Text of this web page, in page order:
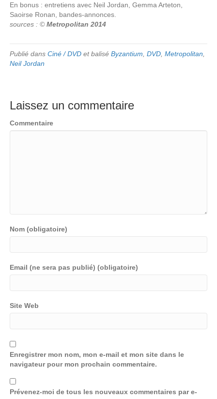
En bonus : entretiens avec Neil Jordan, Gemma Arteton,
Saoirse Ronan, bandes-annonces.
sources : ©Metropolitan 2014
Publié dans Ciné / DVD et balisé Byzantium DVD Metropolitan
Neil Jordan
Laissez un commentaire
Commentaire
Nom (obligatoire)
Email (ne sera pas publié) (obligatoire)
Site Web
Enregistrer mon nom, mon e-mail et mon site dans le
navigateur pour mon prochain commentaire.
Prévenez-moi de tous les nouveaux commentaires par e-